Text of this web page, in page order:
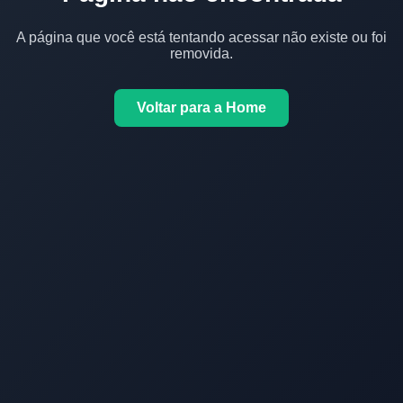
A página que você está tentando acessar não existe ou foi
removida.
Voltar para a Home